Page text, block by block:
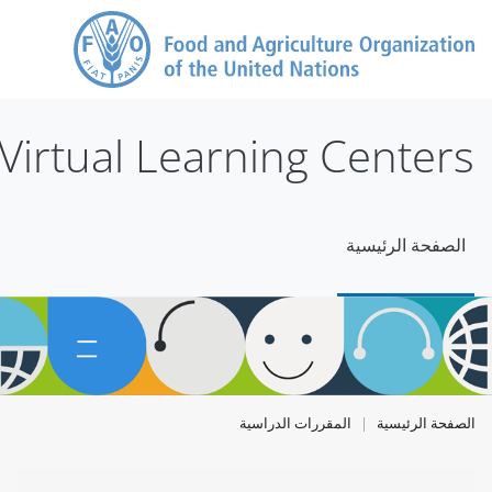
Learning Centers
الصفحة الرئيسية
الصفحة الرئيسية المقررات الدراسية